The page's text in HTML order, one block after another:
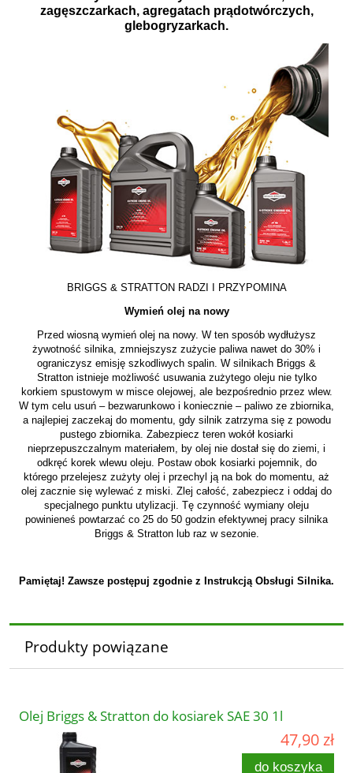
zagęszczarkach, agregatach prądotwórczych,
glebogryzarkach.
BRIGGS & STRATTON RADZI I PRZYPOMINA
Wymień olej na nowy
Przed wiosną wymień olej na nowy. W ten sposób wydłużysz
żywotność silnika, zmniejszysz zużycie paliwa nawet do 30% i
ograniczysz emisję szkodliwych spalin. W silnikach Briggs &
Stratton istnieje możliwość usuwania zużytego oleju nie tylko
korkiem spustowym w misce olejowej, ale bezpośrednio przez wlew.
W tym celu usuń – bezwarunkowo i koniecznie – paliwo ze zbiornika,
a najlepiej zaczekaj do momentu, gdy silnik zatrzyma się z powodu
pustego zbiornika. Zabezpiecz teren wokół kosiarki
nieprzepuszczalnym materiałem, by olej nie dostał się do ziemi, i
odkręć korek wlewu oleju. Postaw obok kosiarki pojemnik, do
którego przelejesz zużyty olej i przechyl ją na bok do momentu, aż
olej zacznie się wylewać z miski. Zlej całość, zabezpiecz i oddaj do
specjalnego punktu utylizacji. Tę czynność wymiany oleju
powinieneś powtarzać co 25 do 50 godzin efektywnej pracy silnika
Briggs & Stratton lub raz w sezonie.
Pamiętaj! Zawsze postępuj zgodnie z Instrukcją Obsługi Silnika.
Produkty powiązane
Olej Briggs & Stratton do kosiarek SAE 30 1l
47,90 zł
do koszyka